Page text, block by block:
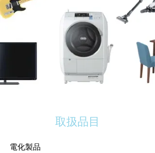
取扱品目
電化製品